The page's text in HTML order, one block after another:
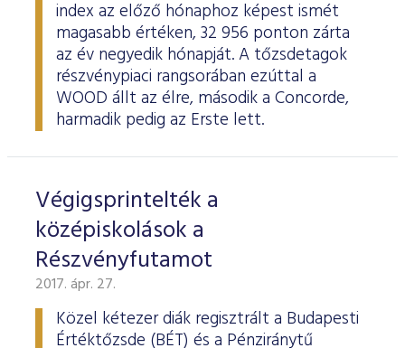
index az előző hónaphoz képest ismét
magasabb értéken, 32 956 ponton zárta
az év negyedik hónapját. A tőzsdetagok
részvénypiaci rangsorában ezúttal a
WOOD állt az élre, második a Concorde,
harmadik pedig az Erste lett.
Végigsprintelték a
középiskolások a
Részvényfutamot
2017. ápr. 27.
Közel kétezer diák regisztrált a Budapesti
Értéktőzsde (BÉT) és a Pénziránytű